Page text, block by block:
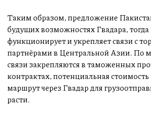
Таким образом, предложение
будущих возможностях Гвадара,
функционирует и укрепляет связи с
партнёрами в Центральной Азии. По
связи закрепляются в таможенных
контрактах, потенциальная
маршрут через Гвадар для
расти.